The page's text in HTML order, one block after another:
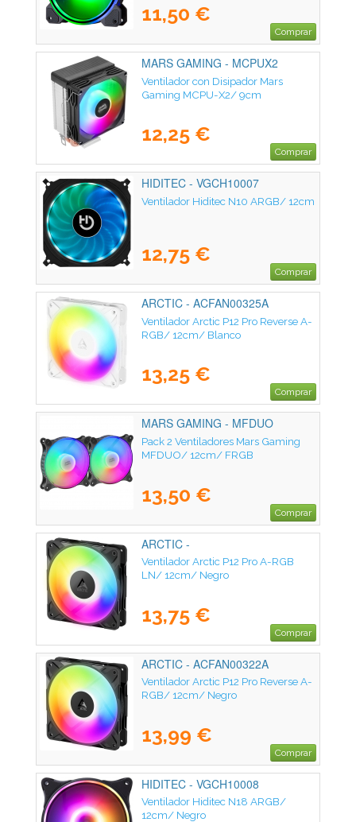
11,50 €
Comprar
MARS GAMING - MCPUX2
Ventilador con Disipador Mars
Gaming MCPU-X2/ 9cm
12,25 €
Comprar
HIDITEC - VGCH10007
Ventilador Hiditec N10 ARGB/ 12cm
12,75 €
Comprar
ARCTIC - ACFAN00325A
Ventilador Arctic P12 Pro Reverse A-
RGB/ 12cm/ Blanco
13,25 €
Comprar
MARS GAMING - MFDUO
Pack 2 Ventiladores Mars Gaming
MFDUO/ 12cm/ FRGB
13,50 €
Comprar
ARCTIC -
Ventilador Arctic P12 Pro A-RGB
LN/ 12cm/ Negro
13,75 €
Comprar
ARCTIC - ACFAN00322A
Ventilador Arctic P12 Pro Reverse A-
RGB/ 12cm/ Negro
13,99 €
Comprar
HIDITEC - VGCH10008
Ventilador Hiditec N18 ARGB/
12cm/ Negro